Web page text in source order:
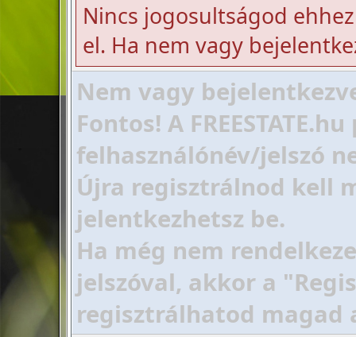
Nincs jogosultságod
el. Ha nem vagy
Nem vagy
Fontos! A
felhasználónév/jelszó
Újra regisztrálnod kell
jelentkezhetsz be.
Ha még nem
jelszóval, akkor a
regisztrálhatod magad